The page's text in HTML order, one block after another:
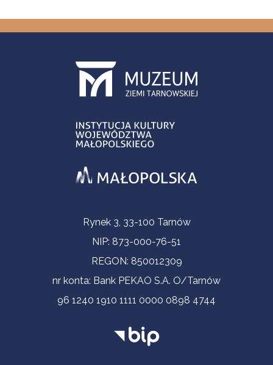
Informacje kontaktoweRynek 3, 33-100 Tarnów
NIP: 873-000-76-51
REGON: 850012309
nr konta: Bank PEKAO S.A. O/Tarnów
96 1240 1910 1111 0000 0898 4744